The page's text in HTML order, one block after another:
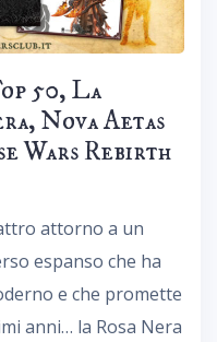
50, La
Nova Aetas
Wars Rebirth
attorno a un
espanso che ha
e che promette
anni… la Rosa Nera